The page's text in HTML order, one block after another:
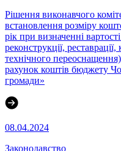
Рішення виконавчого
встановлення розміру
рік при визначенні
реконструкції,
технічного
рахунок коштів бюджету
громади»
08.04.2024
Законодавство